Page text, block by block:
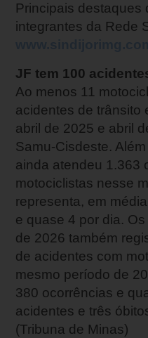
Principais destaques
integrantes da Rede
JF tem 100
Ao menos 11
acidentes de trânsito
abril de 2025 e abril
Samu-Cisdeste.
ainda atendeu 1.363
motociclistas nesse
representa, em
e quase 4 por dia.
de 2026 também
de acidentes com
mesmo período de
380 ocorrências e
acidentes e três
(Tribuna de Minas)